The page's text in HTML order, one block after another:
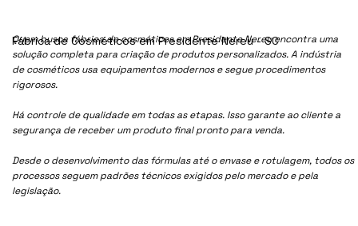
Quem busca fábrica de cosméticos em Presidente Nereu encontra uma
solução completa para criação de produtos personalizados. A indústria
de cosméticos usa equipamentos modernos e segue procedimentos
rigorosos.
Há controle de qualidade em todas as etapas. Isso garante ao cliente a
segurança de receber um produto final pronto para venda.
Desde o desenvolvimento das fórmulas até o envase e rotulagem, todos os
processos seguem padrões técnicos exigidos pelo mercado e pela
legislação.
Fábrica de Cosméticos em Presidente Nereu - SC